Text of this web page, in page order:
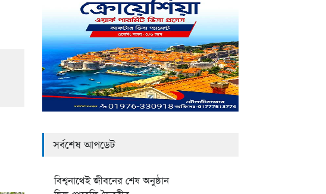
সর্বশেষ আপডেট
বিশ্বনাথেই জীবনের শেষ অনুষ্ঠান